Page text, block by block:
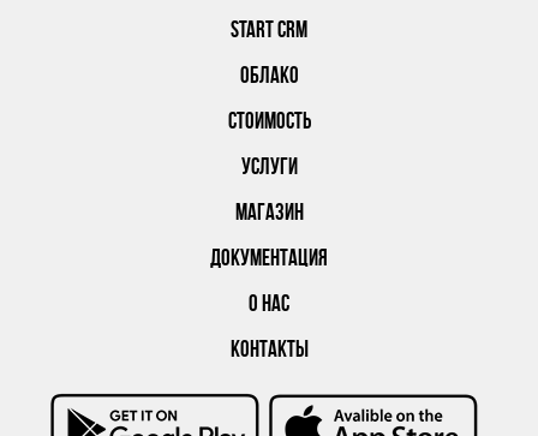
START CRM
ОБЛАКО
СТОИМОСТЬ
УСЛУГИ
МАГАЗИН
ДОКУМЕНТАЦИЯ
О НАС
КОНТАКТЫ